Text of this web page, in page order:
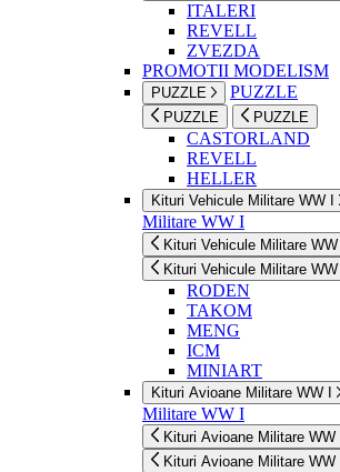
ITALERI
REVELL
ZVEZDA
PROMOTII MODELISM
PUZZLE PUZZLE
PUZZLE PUZZLE
CASTORLAND
REVELL
HELLER
Kituri Vehicule Militare WW I
Militare WW I
Kituri Vehicule Militare WW I
Kituri Vehicule Militare WW I
RODEN
TAKOM
MENG
ICM
MINIART
Kituri Avioane Militare WW I
Militare WW I
Kituri Avioane Militare WW I
Kituri Avioane Militare WW I